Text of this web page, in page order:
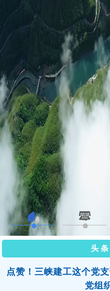
头
中国三峡建工喜获国家
国家科学技术奖励大会、两
国代表大会7月8日上午在京召开
刘祖雄讲授树立和践行
7月9日，三峡建工党委书记
行正确政绩观推动实现三峡建工“
点赞！三峡建工这个党
党组